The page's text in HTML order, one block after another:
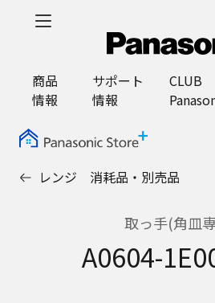
商品
情報
サポート
情報
CLUB
レンジ 消耗品・別売品
取っ手(角皿
A0604-